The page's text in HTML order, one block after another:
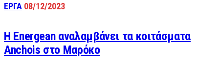
ΕΡΓΑ 08/12/2023
Η Energean αναλαμβάνει τα κοιτάσματα
Anchois στο Μαρόκο